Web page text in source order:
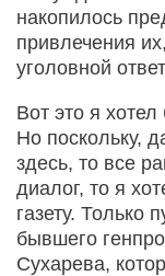
накопилось
привлечения
уголовной
Вот это я
Но поскольку,
здесь, то все
диалог, то я
газету. Только
бывшего
Сухарева,